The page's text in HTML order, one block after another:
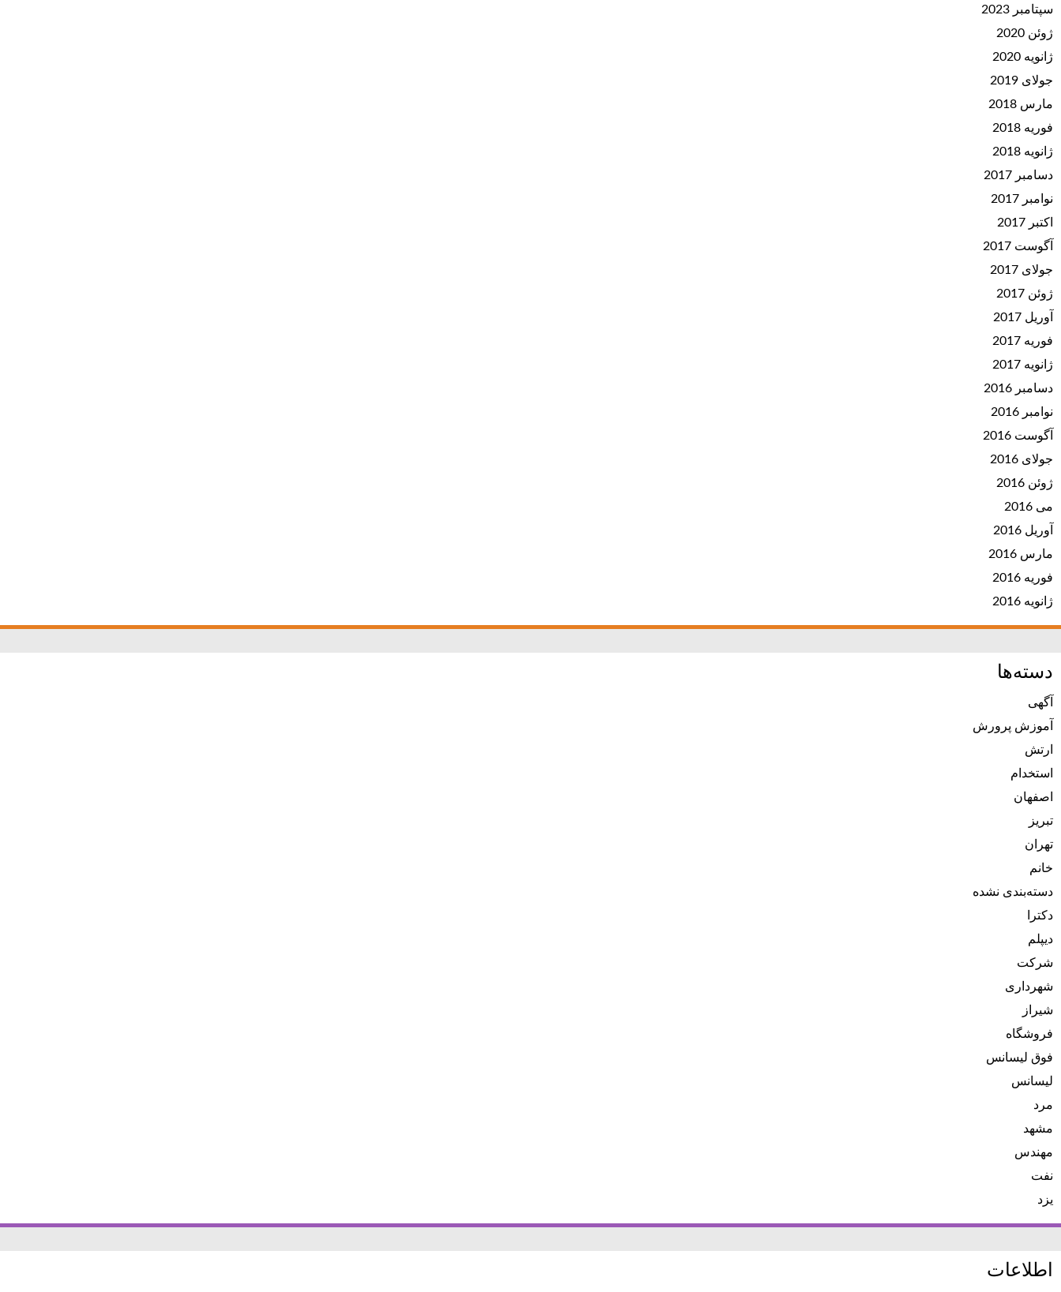
سپتامبر 2023
ژوئن 2020
ژانویه 2020
جولای 2019
مارس 2018
فوریه 2018
ژانویه 2018
دسامبر 2017
نوامبر 2017
اکتبر 2017
آگوست 2017
جولای 2017
ژوئن 2017
آوریل 2017
فوریه 2017
ژانویه 2017
دسامبر 2016
نوامبر 2016
آگوست 2016
جولای 2016
ژوئن 2016
می 2016
آوریل 2016
مارس 2016
فوریه 2016
ژانویه 2016
دسته‌ها
آگهی
آموزش پرورش
ارتش
استخدام
اصفهان
تبریز
تهران
خانم
دسته‌بندی نشده
دکترا
دیپلم
شرکت
شهرداری
شیراز
فروشگاه
فوق لیسانس
لیسانس
مرد
مشهد
مهندس
نفت
یزد
اطلاعات